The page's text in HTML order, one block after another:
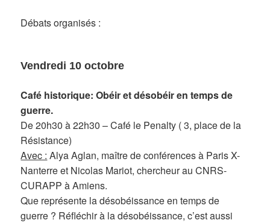
Débats organisés :
Vendredi 10 octobre
Café historique: Obéir et désobéir en temps de
guerre.
De 20h30 à 22h30 – Café le Penalty ( 3, place de la
Résistance)
Avec : Alya Aglan, maître de conférences à Paris X-
Nanterre et Nicolas Mariot, chercheur au CNRS-
CURAPP à Amiens.
Que représente la désobéissance en temps de
guerre ? Réfléchir à la désobéissance, c’est aussi